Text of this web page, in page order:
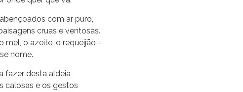
com ar puro,
cruas e ventosas.
mel, o azeite, o requeijão -
nome.
fazer desta aldeia
calosas e os gestos